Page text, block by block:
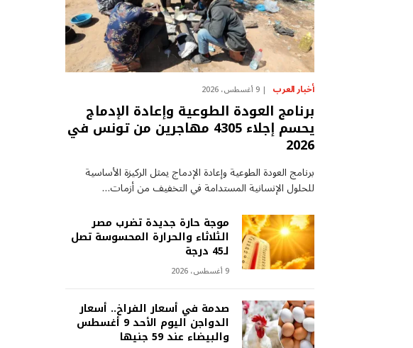
أخبار العرب 9 أغسطس، 2026
برنامج العودة الطوعية وإعادة الإدماج
يحسم إجلاء 4305 مهاجرين من تونس في
2026
برنامج العودة الطوعية وإعادة الإدماج يمثل الركيزة الأساسية
للحلول الإنسانية المستدامة في التخفيف من أزمات…
موجة حارة جديدة تضرب مصر
الثلاثاء والحرارة المحسوسة تصل
لـ45 درجة
9 أغسطس، 2026
صدمة في أسعار الفراخ.. أسعار
الدواجن اليوم الأحد 9 أغسطس
والبيضاء عند 59 جنيها